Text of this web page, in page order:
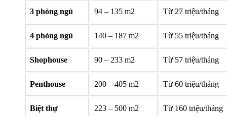
3 phòng ngủ 94 – 135 m2 Từ 27 triệu/tháng
4 phòng ngủ 140 – 187 m2 Từ 55 triệu/tháng
Shophouse 90 – 233 m2 Từ 57 triệu/tháng
Penthouse 200 – 405 m2 Từ 60 triệu/tháng
Biệt thự 223 – 500 m2 Từ 160 triệu/tháng